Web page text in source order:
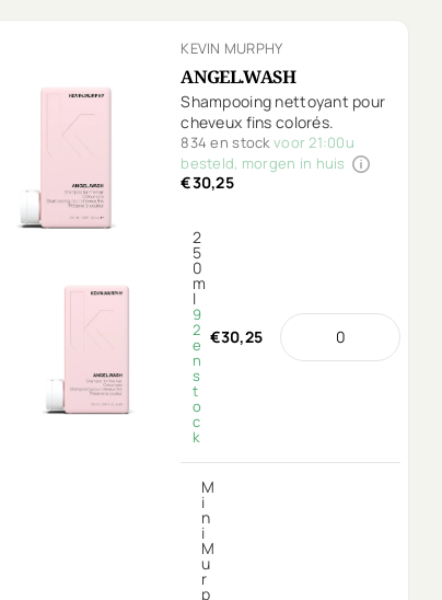
KEVIN MURPHY
ANGEL.WASH
Shampooing nettoyant pour
cheveux fins colorés.
834 en stockvoor 21:00u
besteld, morgen in huis
€30,25
2
5
0
m
l
9
2
e
n
s
t
o
c
k
€30,25
M
i
n
i
M
u
r
p